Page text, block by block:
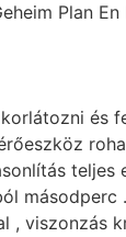
Plan
és
,